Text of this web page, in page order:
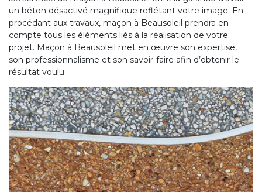
un béton désactivé magnifique reflétant votre image. En
procédant aux travaux, maçon à Beausoleil prendra en
compte tous les éléments liés à la réalisation de votre
projet. Maçon à Beausoleil met en œuvre son expertise,
son professionnalisme et son savoir-faire afin d’obtenir le
résultat voulu.